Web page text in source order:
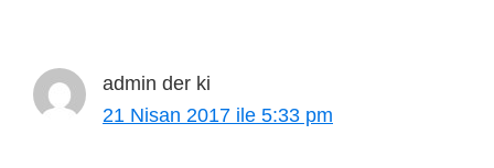
admin der ki
21 Nisan 2017 ile 5:33 pm